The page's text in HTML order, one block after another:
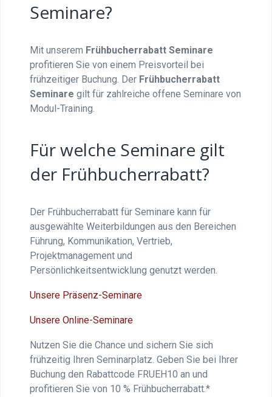
Seminare?
Mit unserem Frühbucherrabatt Seminare
profitieren Sie von einem Preisvorteil bei
frühzeitiger Buchung. Der Frühbucherrabatt
Seminare gilt für zahlreiche offene Seminare von
Modul-Training.
Für welche Seminare gilt
der Frühbucherrabatt?
Der Frühbucherrabatt für Seminare kann für
ausgewählte Weiterbildungen aus den Bereichen
Führung, Kommunikation, Vertrieb,
Projektmanagement und
Persönlichkeitsentwicklung genutzt werden.
Unsere Präsenz-Seminare
Unsere Online-Seminare
Nutzen Sie die Chance und sichern Sie sich
frühzeitig Ihren Seminarplatz. Geben Sie bei Ihrer
Buchung den Rabattcode FRUEH10 an und
profitieren Sie von 10 % Frühbucherrabatt.*